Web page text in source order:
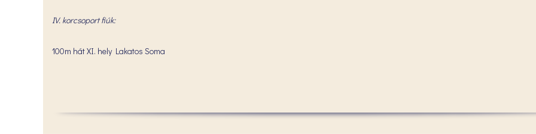
IV. korcsoport fiúk:
100m hát XI. hely Lakatos Soma